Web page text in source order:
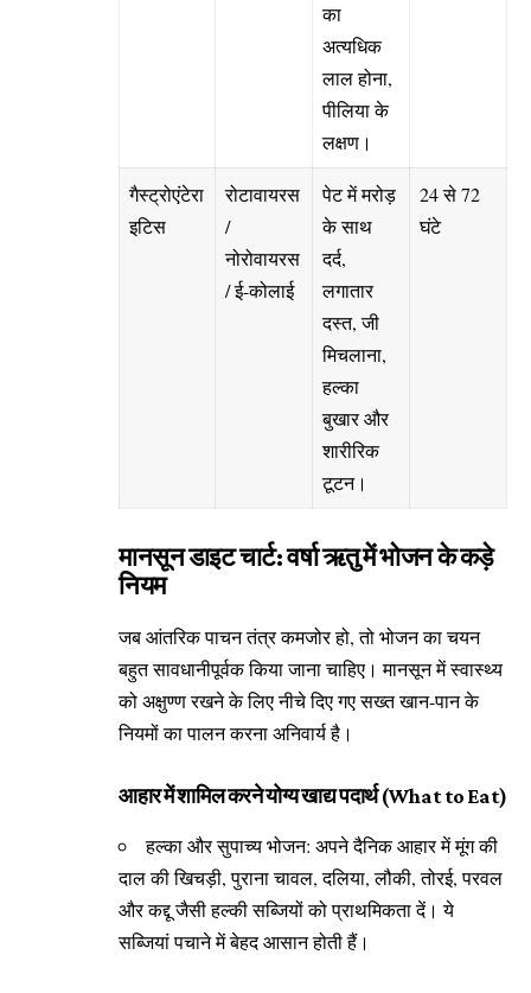
का
अत्यधिक
लाल होना,
पीलिया के
लक्षण।
गैस्ट्रोएंटेरा
इटिस
रोटावायरस
/
नोरोवायरस
/ ई-कोलाई
पेट में मरोड़
के साथ
दर्द,
लगातार
दस्त, जी
मिचलाना,
हल्का
बुखार और
शारीरिक
टूटन।
24 से 72
घंटे
मानसून डाइट चार्ट: वर्षा ऋतु में भोजन के कड़े
नियम
जब आंतरिक पाचन तंत्र कमजोर हो, तो भोजन का चयन
बहुत सावधानीपूर्वक किया जाना चाहिए। मानसून में स्वास्थ्य
को अक्षुण्ण रखने के लिए नीचे दिए गए सख्त खान-पान के
नियमों का पालन करना अनिवार्य है।
आहार में शामिल करने योग्य खाद्य पदार्थ (What to Eat)
हल्का और सुपाच्य भोजन: अपने दैनिक आहार में मूंग की
दाल की खिचड़ी, पुराना चावल, दलिया, लौकी, तोरई, परवल
और कद्दू जैसी हल्की सब्जियों को प्राथमिकता दें। ये
सब्जियां पचाने में बेहद आसान होती हैं।